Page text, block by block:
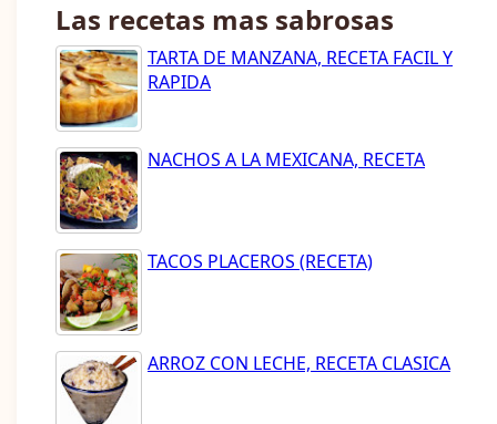
Las recetas mas sabrosas
TARTA DE MANZANA, RECETA FACIL Y
RAPIDA
NACHOS A LA MEXICANA, RECETA
TACOS PLACEROS (RECETA)
ARROZ CON LECHE, RECETA CLASICA